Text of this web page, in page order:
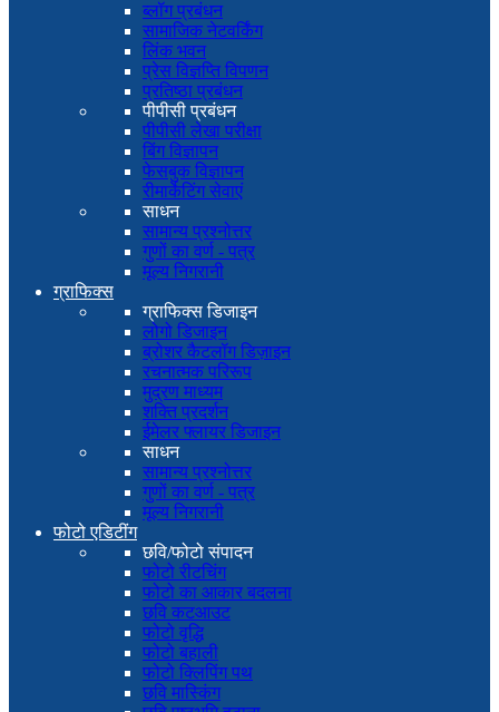
ब्लॉग प्रबंधन
सामाजिक नेटवर्किंग
लिंक भवन
प्रेस विज्ञप्ति विपणन
प्रतिष्ठा प्रबंधन
पीपीसी प्रबंधन
पीपीसी लेखा परीक्षा
बिंग विज्ञापन
फेसबुक विज्ञापन
रीमार्केटिंग सेवाएं
साधन
सामान्य प्रश्नोत्तर
गुणों का वर्ण - पत्र
मूल्य निगरानी
ग्राफिक्स
ग्राफिक्स डिजाइन
लोगो डिजाइन
ब्रोशर कैटलॉग डिज़ाइन
रचनात्मक परिरूप
मुद्रण माध्यम
शक्ति प्रदर्शन
ईमेलर फ्लायर डिजाइन
साधन
सामान्य प्रश्नोत्तर
गुणों का वर्ण - पत्र
मूल्य निगरानी
फोटो एडिटींग
छवि/फोटो संपादन
फोटो रीटचिंग
फोटो का आकार बदलना
छवि कटआउट
फोटो वृद्धि
फोटो बहाली
फोटो क्लिपिंग पथ
छवि मास्किंग